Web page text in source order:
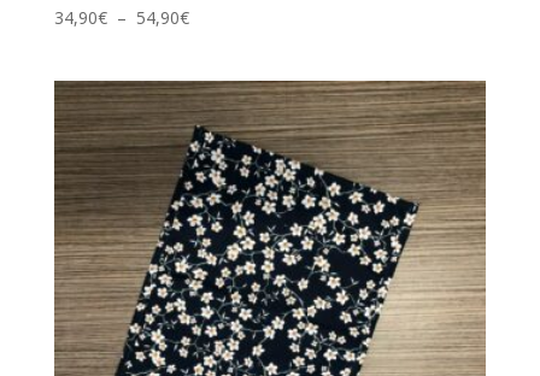
34,90€ – 54,90€Plage
34,90€
à
54,90€